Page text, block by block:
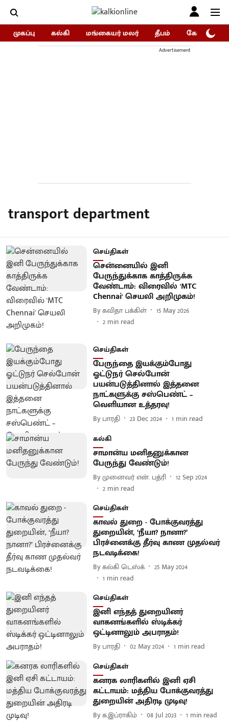
முகப்பு கல்கி மங்கையர் மலர் தீபம் கோகுலம்/
Advertisement
transport department
செய்திகள்
சென்னையில் இனி
பேருந்துக்காக காத்திருக்க
வேண்டாம்: விரைவில் 'MTC
Chennai' செயலி அறிமுகம்!
Byகவிதா பக்கிள்
15 May 2026
2 min read
செய்திகள்
பேருந்தை இயக்கும்போது
ஓட்டுநர் செல்போன்
பயன்படுத்தினால் இத்தனை
நாட்களுக்கு சஸ்பெண்ட் –
வெளியான உத்தரவு!
By பாரதி 23 Dec 2024 1 min read
கல்கி
சாமான்ய மனிதனுக்கான
பேருந்து வேண்டும்!
Byமுனைவர் என். பத்ரி
12 Sep 2024
2 min read
செய்திகள்
காவல் துறை - போக்குவரத்து
துறையின், ‘நீயா? நானா?’
பிரச்னைக்கு தீர்வு காண முதல்வர்
நடவடிக்கை!
Byகல்கி டெஸ்க்
25 May 2024
1 min read
செய்திகள்
இனி எந்தத் துறையினர்
வாகனங்களில் ஸ்டிக்கர்
ஒட்டினாலும் அபராதம்!
By பாரதி 02 May 2024 1 min read
செய்திகள்
கனரக லாரிகளில் இனி ஏசி
கட்டாயம்: மத்திய போக்குவரத்து
துறையின் அதிரடி முடிவு!
Byக.இப்ராகிம் 08 Jul 2023 1 min read